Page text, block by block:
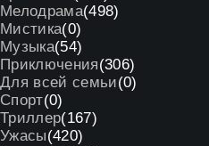
Мелодрама(498)
Мистика(0)
Музыка(54)
Приключения(306)
Для всей семьи(0)
Спорт(0)
Триллер(167)
Ужасы(420)